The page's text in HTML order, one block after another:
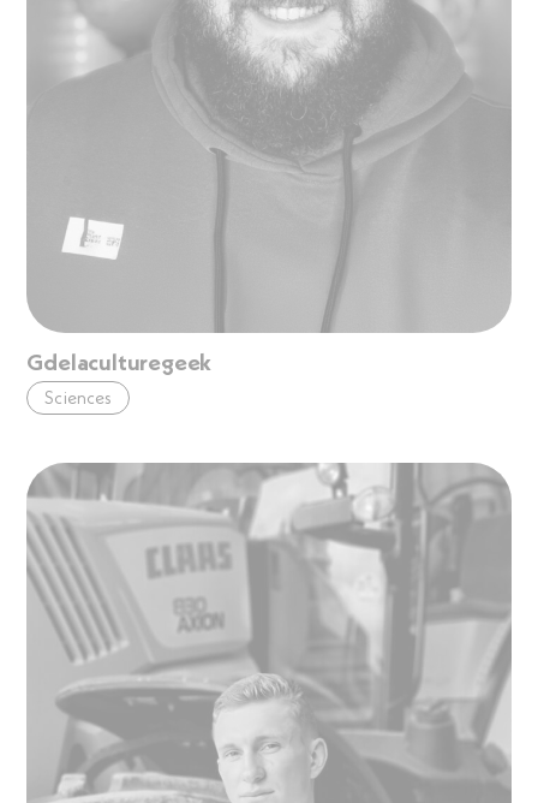
Gdelaculturegeek
Sciences